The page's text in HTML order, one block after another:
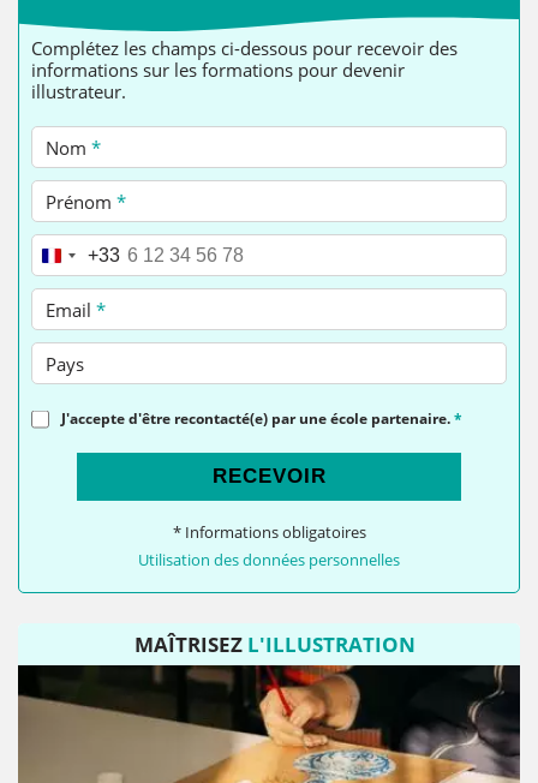
Complétez les champs ci-dessous pour recevoir des
informations sur les formations pour devenir
illustrateur.
Nom *
Prénom *
Téléphone *
+33
Email *
Pays
J'accepte d'être recontacté(e) par une école partenaire.*
RECEVOIR
* Informations obligatoires
Utilisation des données personnelles
MAÎTRISEZ L'ILLUSTRATION